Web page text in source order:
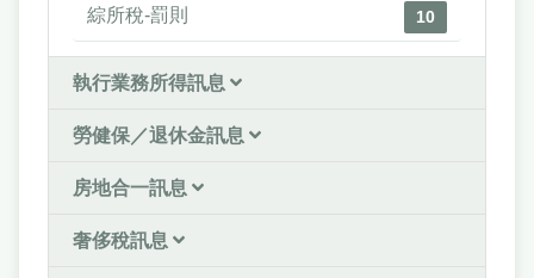
綜所稅-罰則 10
執行業務所得訊息
勞健保／退休金訊息
房地合一訊息
奢侈稅訊息